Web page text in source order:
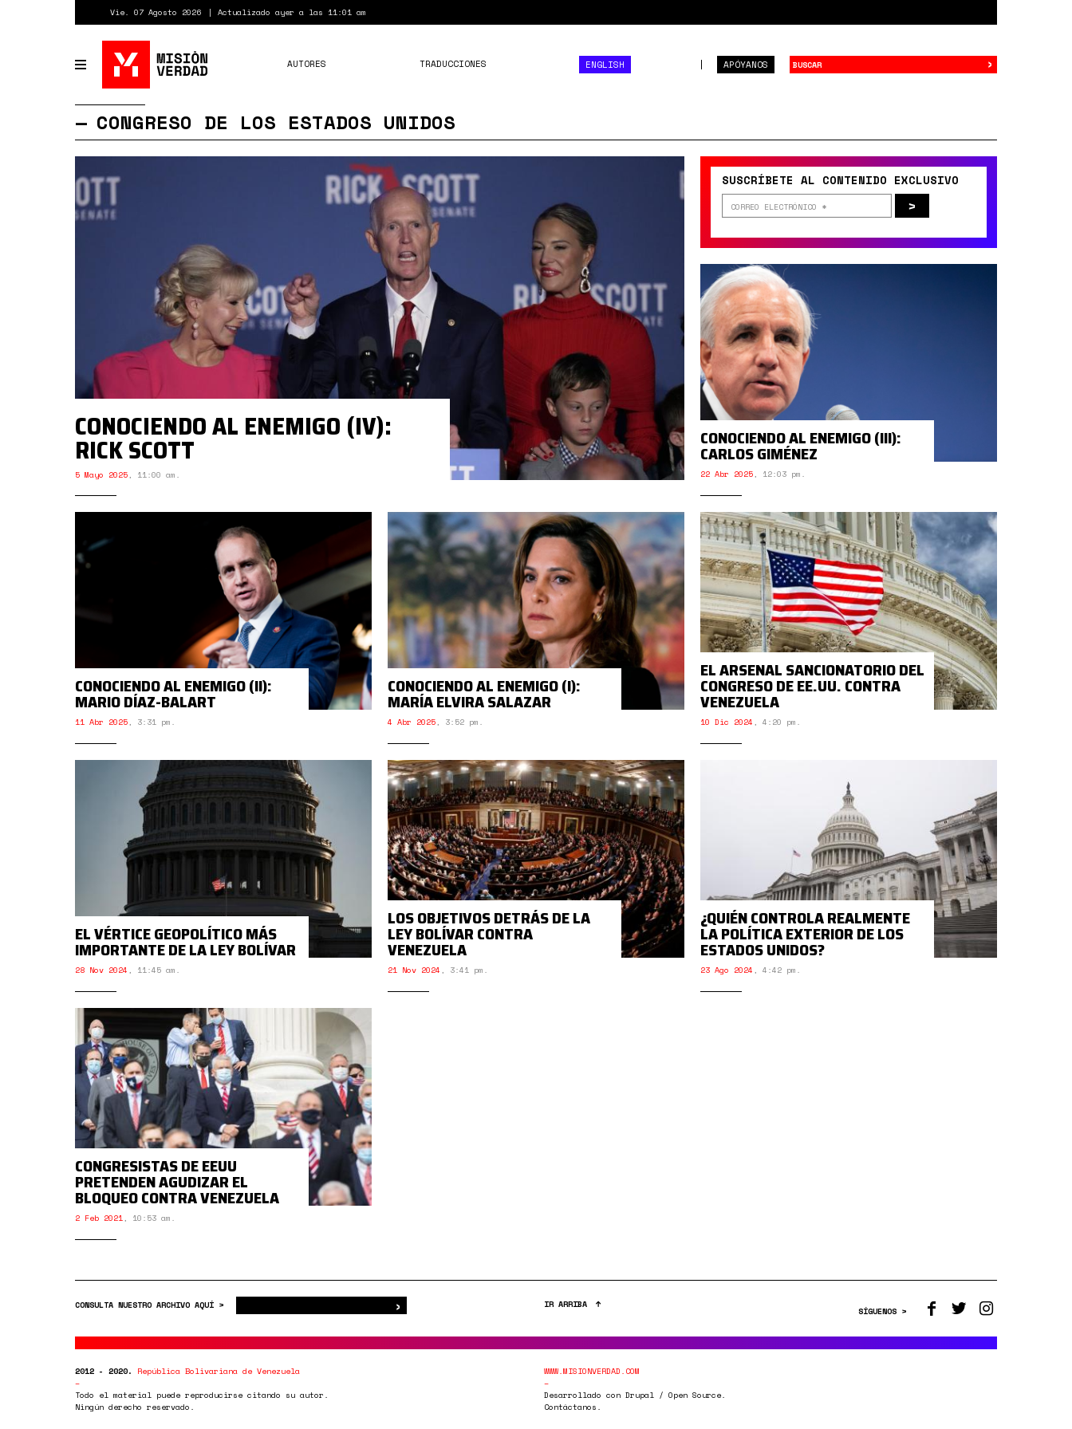
Vie. 07 Agosto 2026 Actualizado ayer a las 11:01 am
Toggle
navigation
APÓYANOS
AUTORES TRADUCCIONES ENGLISH ›
CONGRESO DE LOS ESTADOS UNIDOS
CONOCIENDO AL ENEMIGO (IV):
RICK SCOTT
5 Mayo 2025, 11:00 am.
SUSCRÍBETE AL CONTENIDO EXCLUSIVO
>
CONOCIENDO AL ENEMIGO (III):
CARLOS GIMÉNEZ
22 Abr 2025, 12:03 pm.
CONOCIENDO AL ENEMIGO (II):
MARIO DÍAZ-BALART
11 Abr 2025, 3:31 pm.
CONOCIENDO AL ENEMIGO (I):
MARÍA ELVIRA SALAZAR
4 Abr 2025, 3:52 pm.
EL ARSENAL SANCIONATORIO DEL
CONGRESO DE EE.UU. CONTRA
VENEZUELA
10 Dic 2024 , 4:20 pm.
EL VÉRTICE GEOPOLÍTICO MÁS
IMPORTANTE DE LA LEY BOLÍVAR
28 Nov 2024 , 11:45 am.
LOS OBJETIVOS DETRÁS DE LA
LEY BOLÍVAR CONTRA
VENEZUELA
21 Nov 2024 , 3:41 pm.
¿QUIÉN CONTROLA REALMENTE
LA POLÍTICA EXTERIOR DE LOS
ESTADOS UNIDOS?
23 Ago 2024 , 4:42 pm.
CONGRESISTAS DE EEUU
PRETENDEN AGUDIZAR EL
BLOQUEO CONTRA VENEZUELA
2 Feb 2021, 10:53 am.
CONSULTA NUESTRO ARCHIVO AQUÍ > › IR ARRIBA
SÍGUENOS >
2012 - 2020. República Bolivariana de Venezuela
Todo el material puede reproducirse citando su autor.
Ningún derecho reservado.
WWW.MISIONVERDAD.COM
Desarrollado con Drupal / Open Source.
Contáctanos.